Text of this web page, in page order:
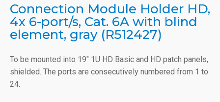
Connection Module Holder HD,
4x 6-port/s, Cat. 6A with blind
element, gray (R512427)
To be mounted into 19" 1U HD Basic and HD patch panels,
shielded. The ports are consecutively numbered from 1 to
24.